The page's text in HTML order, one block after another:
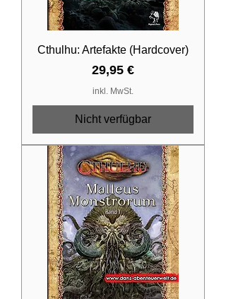
Cthulhu: Artefakte (Hardcover)
Preis
29,95 €
inkl. MwSt.
Nicht verfügbar